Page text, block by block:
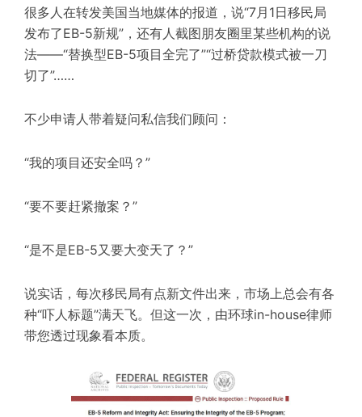
很多人在转发美国当地媒体的报道，说“7月1日移民局
发布了EB-5新规”，还有人截图朋友圈里某些机构的说
法——“替换型EB-5项目全完了”“过桥贷款模式被一刀
切了”……
不少申请人带着疑问私信我们顾问：
“我的项目还安全吗？”
“要不要赶紧撤案？”
“是不是EB-5又要大变天了？”
说实话，每次移民局有点新文件出来，市场上总会有各
种“吓人标题”满天飞。但这一次，由环球in-house律师
带您透过现象看本质。